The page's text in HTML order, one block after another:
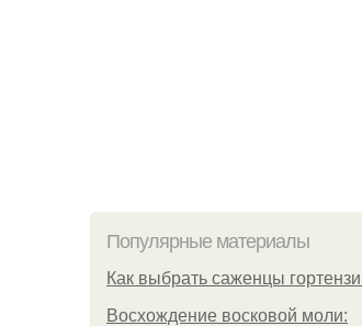
Популярные материалы
Как выбрать саженцы
Восхождение восковой моли: